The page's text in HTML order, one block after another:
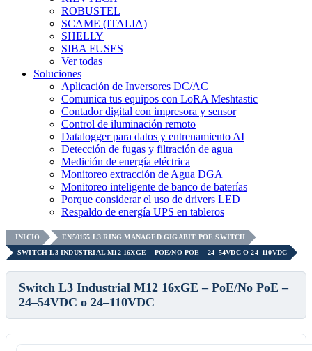
ROBUSTEL
SCAME (ITALIA)
SHELLY
SIBA FUSES
Ver todas
Soluciones
Aplicación de Inversores DC/AC
Comunica tus equipos con LoRA Meshtastic
Contador digital con impresora y sensor
Control de iluminación remoto
Datalogger para datos y entrenamiento AI
Detección de fugas y filtración de agua
Medición de energía eléctrica
Monitoreo extracción de Agua DGA
Monitoreo inteligente de banco de baterías
Porque considerar el uso de drivers LED
Respaldo de energía UPS en tableros
INICIO
EN50155 L3 RING MANAGED GIGABIT POE SWITCH
SWITCH L3 INDUSTRIAL M12 16XGE – POE/NO POE – 24–54VDC O 24–110VDC
Switch L3 Industrial M12 16xGE – PoE/No PoE –
24–54VDC o 24–110VDC